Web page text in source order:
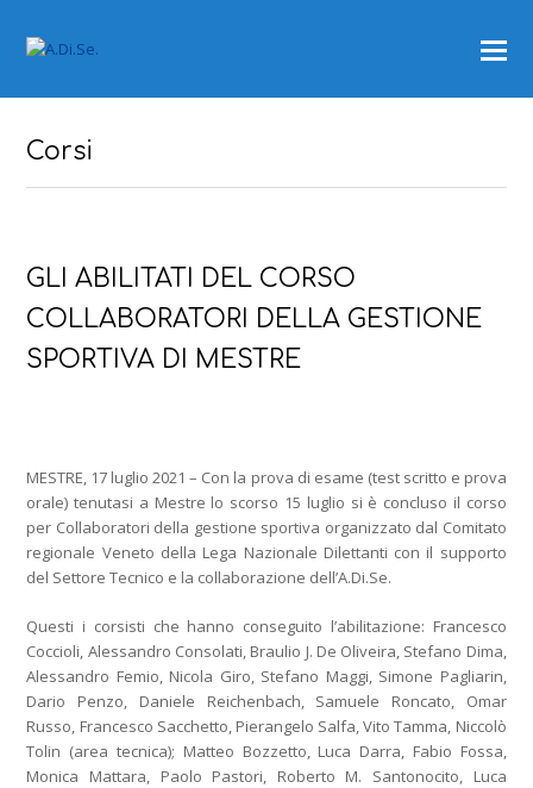
Corsi
GLI ABILITATI DEL CORSO
COLLABORATORI DELLA GESTIONE
SPORTIVA DI MESTRE
MESTRE, 17 luglio 2021 – Con la prova di esame (test scritto e prova
orale) tenutasi a Mestre lo scorso 15 luglio si è concluso il corso
per Collaboratori della gestione sportiva organizzato dal Comitato
regionale Veneto della Lega Nazionale Dilettanti con il supporto
del Settore Tecnico e la collaborazione dell’A.Di.Se.
Questi i corsisti che hanno conseguito l’abilitazione: Francesco
Coccioli, Alessandro Consolati, Braulio J. De Oliveira, Stefano Dima,
Alessandro Femio, Nicola Giro, Stefano Maggi, Simone Pagliarin,
Dario Penzo, Daniele Reichenbach, Samuele Roncato, Omar
Russo, Francesco Sacchetto, Pierangelo Salfa, Vito Tamma, Niccolò
Tolin (area tecnica); Matteo Bozzetto, Luca Darra, Fabio Fossa,
Monica Mattara, Paolo Pastori, Roberto M. Santonocito, Luca